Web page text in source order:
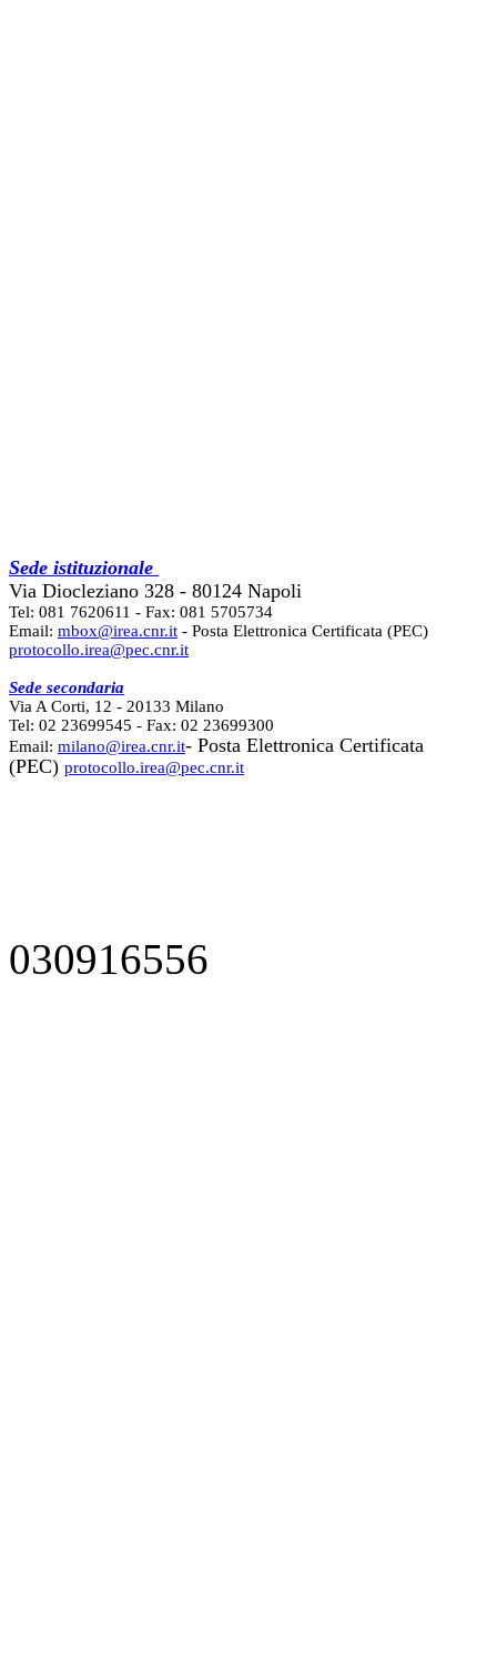
Sede istituzionale
Via Diocleziano 328 - 80124 Napoli
Tel: 081 7620611 - Fax: 081 5705734
Email: mbox@irea.cnr.it - Posta Elettronica Certificata (PEC)
protocollo.irea@pec.cnr.it
Sede secondaria
Via A Corti, 12 - 20133 Milano
Tel: 02 23699545 - Fax: 02 23699300
Email: milano@irea.cnr.it- Posta Elettronica Certificata
(PEC) protocollo.irea@pec.cnr.it
030916556